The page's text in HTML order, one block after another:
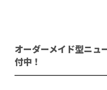
オーダーメイド型ニュ
付中！